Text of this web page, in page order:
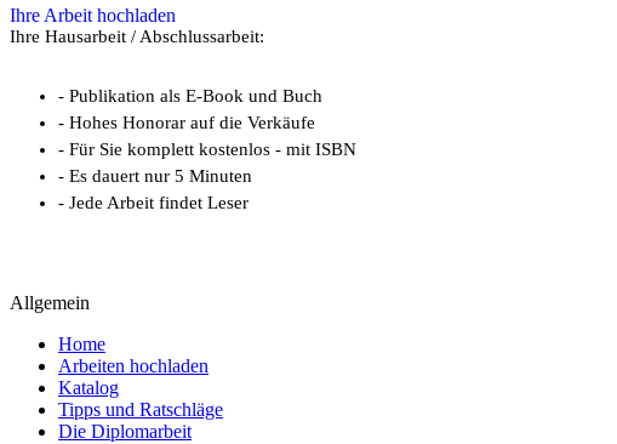
Ihre Arbeit hochladen
Ihre Hausarbeit / Abschlussarbeit:
- Publikation als E-Book und Buch
- Hohes Honorar auf die Verkäufe
- Für Sie komplett kostenlos - mit ISBN
- Es dauert nur 5 Minuten
- Jede Arbeit findet Leser
Allgemein
Home
Arbeiten hochladen
Katalog
Tipps und Ratschläge
Die Diplomarbeit